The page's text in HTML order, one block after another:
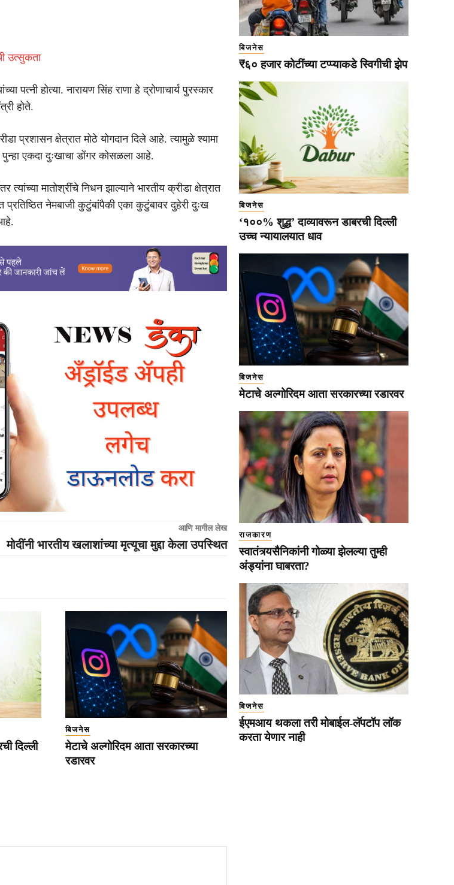
उत्सुकता
पत्नी होत्या. नारायण सिंह राणा हे द्रोणाचार्य पुरस्कार
होते.
प्रशासन क्षेत्रात मोठे योगदान दिले आहे. त्यामुळे श्यामा
पुन्हा एकदा दुःखाचा डोंगर कोसळला आहे.
मातोश्रींचे निधन झाल्याने भारतीय क्रीडा क्षेत्रात
नेमबाजी कुटुंबांपैकी एका कुटुंबावर दुहेरी दुःख
आणि मागील लेख
मोदींनी भारतीय खलाशांच्या मृत्यूचा मुद्दा केला उपस्थित
दिल्ली
बिजनेस
मेटाचे अल्गोरिदम आता सरकारच्या
रडारवर
बिजनेस
₹६० हजार कोटींच्या टप्प्याकडे स्विगीची झेप
बिजनेस
‘१००% शुद्ध’ दाव्यावरून डाबरची दिल्ली
उच्च न्यायालयात धाव
बिजनेस
मेटाचे अल्गोरिदम आता सरकारच्या रडारवर
राजकारण
स्वातंत्र्यसैनिकांनी गोळ्या झेलल्या तुम्ही
अंड्यांना घाबरता?
बिजनेस
ईएमआय थकला तरी मोबाईल-लॅपटॉप लॉक
करता येणार नाही